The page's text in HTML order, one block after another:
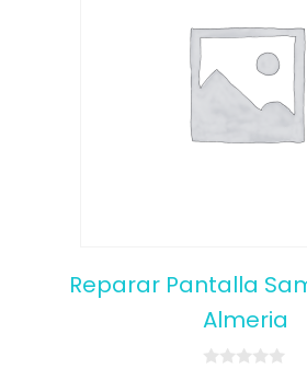
Reparar Pantalla
Almeria